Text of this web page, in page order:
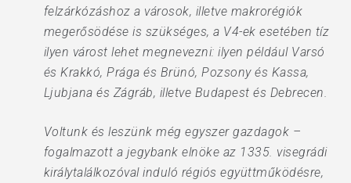
felzárkózáshoz a városok, illetve makrorégiók
megerősödése is szükséges, a V4-ek esetében tíz
ilyen várost lehet megnevezni: ilyen például Varsó
és Krakkó, Prága és Brünó, Pozsony és Kassa,
Ljubjana és Zágráb, illetve Budapest és Debrecen.
Voltunk és leszünk még egyszer gazdagok –
fogalmazott a jegybank elnöke az 1335. visegrádi
királytalálkozóval induló régiós együttműködésre,